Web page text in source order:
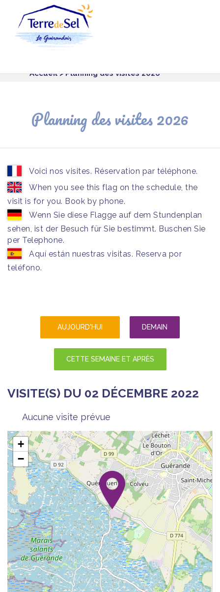
Accueil> Planning des visites 2026
Planning des visites 2026
Voici nos visites. Réservation par téléphone.
When you see this flag on the schedule, the
visit is for you. Book by phone.
Wenn Sie diese Flagge auf dem Stundenplan
sehen, ist der Besuch für Sie bestimmt. Buschen Sie
per Telephone.
Aquí están nuestras visitas. Reserva por
teléfono.
AUJOURD'HUI DEMAIN
CETTE SEMAINE ET APRÈS
VISITE(S) DU 02 DÉCEMBRE 2022
Aucune visite prévue
+
−
Panneau de gestion des cookies